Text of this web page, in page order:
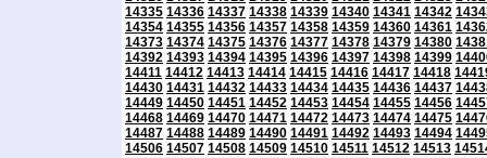
14335 14336 14337 14338 14339 14340 14341 14342
14354 14355 14356 14357 14358 14359 14360 14361
14373 14374 14375 14376 14377 14378 14379 14380
14392 14393 14394 14395 14396 14397 14398 14399
14411 14412 14413 14414 14415 14416 14417 14418
14430 14431 14432 14433 14434 14435 14436 14437
14449 14450 14451 14452 14453 14454 14455 14456
14468 14469 14470 14471 14472 14473 14474 14475
14487 14488 14489 14490 14491 14492 14493 14494
14506 14507 14508 14509 14510 14511 14512 14513